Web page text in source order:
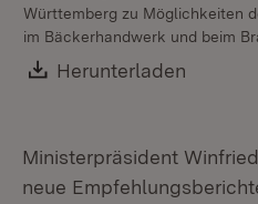
Württemberg zu Möglichkeiten
im Bäckerhandwerk und beim
Download:
Herunterladen
Ministerpräsident
neue